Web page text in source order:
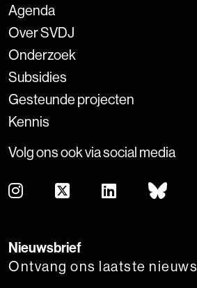
Agenda
Over SVDJ
Onderzoek
Subsidies
Gesteunde projecten
Kennis
Volg ons ook via social media
Nieuwsbrief
Ontvang ons laatste nieuws